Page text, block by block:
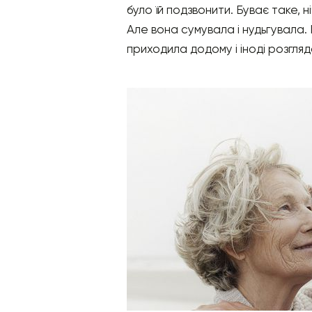
було їй подзвонити. Буває таке,
Але вона сумувала і
приходила додому і іноді